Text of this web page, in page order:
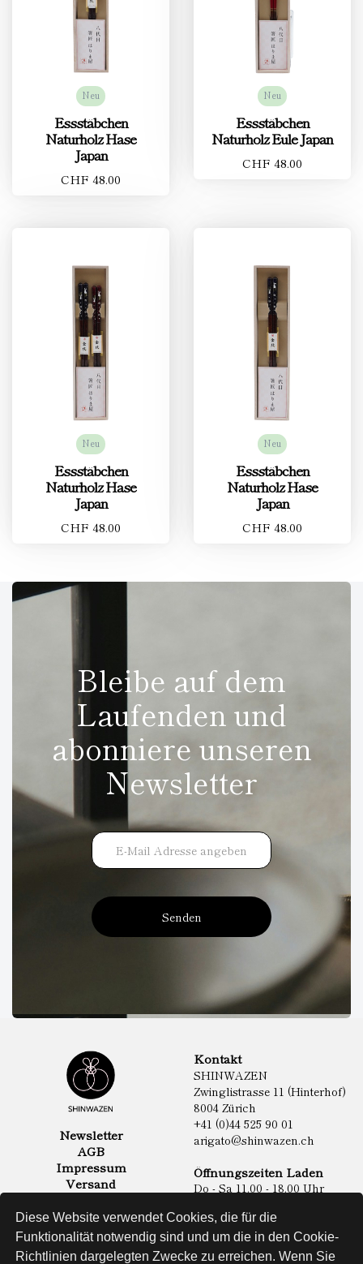
Diese Website verwendet Cookies, die für die
Funktionalität notwendig sind und um die in den Cookie-
Richtlinien dargelegten Zwecke zu erreichen. Wenn Sie
Neu
Essstäbchen
Naturholz Hase
Japan
CHF 48.00
Neu
Essstäbchen
Naturholz Eule Japan
CHF 48.00
Neu
Essstäbchen
Naturholz Hase
Japan
CHF 48.00
Neu
Essstäbchen
Naturholz Hase
Japan
CHF 48.00
Bleibe auf dem
Laufenden und
abonniere unseren
Newsletter
Senden
Newsletter
AGB
Impressum
Versand
Kontakt
SHINWAZEN
Zwinglistrasse 11 (Hinterhof)
8004 Zürich
+41 (0)44 525 90 01
arigato@shinwazen.ch
Öffnungszeiten Laden
Do - Sa 11.00 - 18.00 Uhr
Online Shop
Lebensmittel
Sake & Shochu